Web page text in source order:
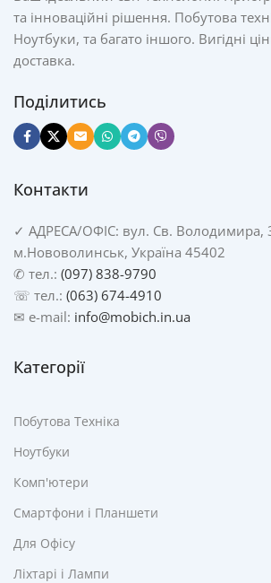
та інноваційні рішення. Побутова
Ноутбуки, та багато іншого. Вигідні
доставка.
Поділитись
Контакти
✓ АДРЕСА/ОФІС: вул. Св. Володимира,
м.Нововолинськ, Україна 45402
✆ тел.: (097) 838-9790
☏ тел.: (063) 674-4910
✉ e-mail: info@mobich.in.ua
Категорії
Побутова Техніка
Ноутбуки
Комп'ютери
Смартфони і Планшети
Для Офісу
Ліхтарі і Лампи